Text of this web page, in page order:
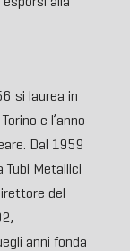
si laurea in
e l’anno
Dal 1959
Tubi Metallici
del
anni fonda